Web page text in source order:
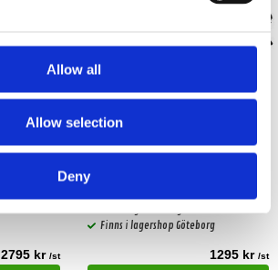
Allow all
Allow selection
Deny
2795 kr /st
Avatar ABR-350.2
Finns i lagershop Göteborg
1295 kr /st